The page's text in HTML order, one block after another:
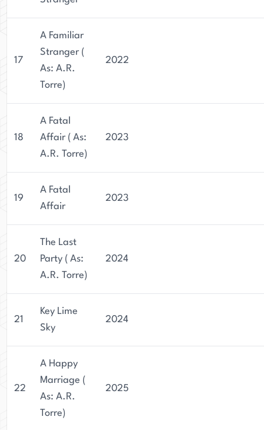
17
A Familiar
Stranger (
As: A.R.
Torre)
2022
18
A Fatal
Affair ( As:
A.R. Torre)
2023
19
A Fatal
Affair
2023
20
The Last
Party ( As:
A.R. Torre)
2024
21
Key Lime
Sky
2024
22
A Happy
Marriage (
As: A.R.
Torre)
2025